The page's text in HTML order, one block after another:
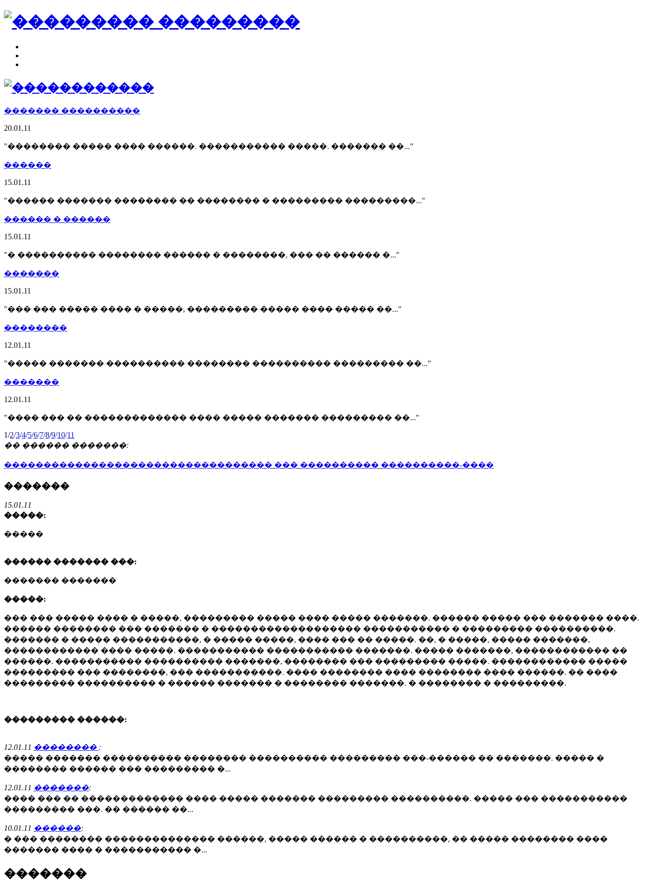
������
������� ����������
20.01.11
"�������� ����� ���� ������. ����������� �����. ������� ��..."
������
15.01.11
"������ ������� �������� �� �������� � ��������� ���������..."
������ � ������
15.01.11
"� ���������� �������� ������ � ��������, ��� �� ������ �..."
�������
15.01.11
"��� ��� ����� ���� � �����, ��������� ����� ���� ����� ��..."
��������
12.01.11
"����� ������� ���������� �������� ���������� ��������� ��..."
�������
12.01.11
"���� ��� �� ������������� ���� ����� ������� ��������� ��..."
1/2/3/4/5/6/7/8/9/10/11
�� ������ �������:
���������������������������������� ��� ���������� ����������-����
�������
15.01.11
�����:
�����
������ ������� ���:
������� �������
�����:
��� ��� ����� ���� � �����, ��������� ����� ���� ����� �������. ������ ����� ��� ������� ����.
������ �������� ��� ������� � ������������������� ����������� � ��������� ����������.
������� � ����� �����������, � ����� �����, ���� ��� �� �����. ��, � �����, ����� �������,
������������ ���� �����. ����������� ����������� �������. ����� �������, ������������ ��
������. ����������� ���������� �������, �������� ��� ��������� �����. ������������ �����
��������� ��� ��������, ��� �����������. ���� �������� ���� �������� ���� ������. �� ����
��������� ���������� � ������ ������� � �������� �������. � �������� � ���������.
��������� ������:
12.01.11 �������� :
����� ������� ���������� �������� ���������� ��������� ���-������ �� �������. ����� �
�������� ������ ��� ��������� �...
12.01.11 �������:
���� ��� �� ������������� ���� ����� ������� ��������� ����������. ����� ��� �����������
��������� ���. �� ������ ��...
10.01.11 ������:
� ��� �������� �������������� ������, ����� ������ � ����������, �� ����� �������� ����
������� ���� � ����������� �...
�������